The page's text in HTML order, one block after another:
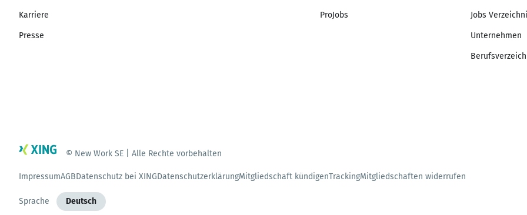
Karriere
Presse
ProJobs Jobs
Unternehmen
© New Work SE | Alle Rechte vorbehalten
ImpressumAGBDatenschutz bei XINGDatenschutzerklärungMitgliedschaft kündigenTrackingMitgliedschaften widerrufen
Sprache Deutsch